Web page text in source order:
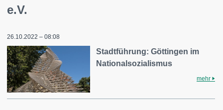
e.V.
26.10.2022 – 08:08
Stadtführung: Göttingen im
Nationalsozialismus
mehr